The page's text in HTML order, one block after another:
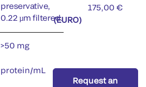
preservative,
0.22 µm filtered.
>50 mg
protein/mL
(EURO)
175,00 €
Request an